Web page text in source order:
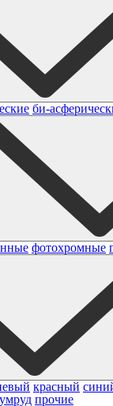
би-
фотохромные
красный
прочие